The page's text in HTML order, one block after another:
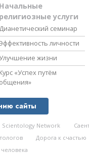
Начальные
религиозные услуги
Дианетический семинар
личности
жизни
Курс «Успех путём
общения»
сайты
Scientology Network
Дорога к счастью